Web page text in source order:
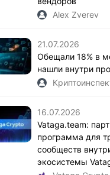
Alex Zverev
21.07.2026
Обещали 18% в
нашли внутри
16.07.2026
Vataga.team:
программа для
сообществ
экосистемы